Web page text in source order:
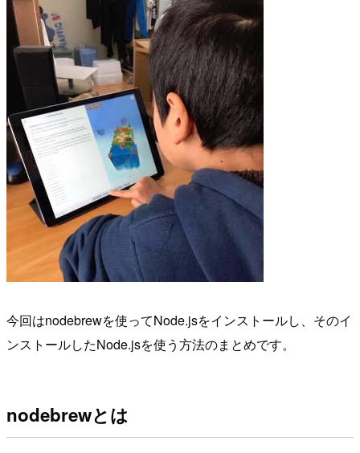
今回はnodebrewを使ってNode.jsをインストールし、そのイ
ンストールしたNode.jsを使う方法のまとめです。
nodebrewとは